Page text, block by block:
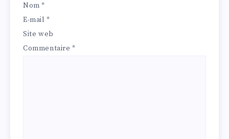
Nom*
E-mail*
Site web
Commentaire*